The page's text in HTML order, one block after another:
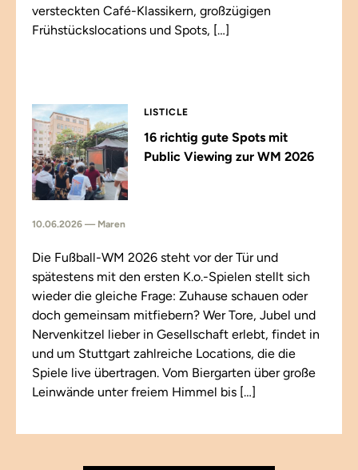
versteckten Café-Klassikern, großzügigen
Frühstückslocations und Spots, […]
LISTICLE
16 richtig gute Spots mit
Public Viewing zur WM 2026
10.06.2026 — Maren
Die Fußball-WM 2026 steht vor der Tür und
spätestens mit den ersten K.o.-Spielen stellt sich
wieder die gleiche Frage: Zuhause schauen oder
doch gemeinsam mitfiebern? Wer Tore, Jubel und
Nervenkitzel lieber in Gesellschaft erlebt, findet in
und um Stuttgart zahlreiche Locations, die die
Spiele live übertragen. Vom Biergarten über große
Leinwände unter freiem Himmel bis […]